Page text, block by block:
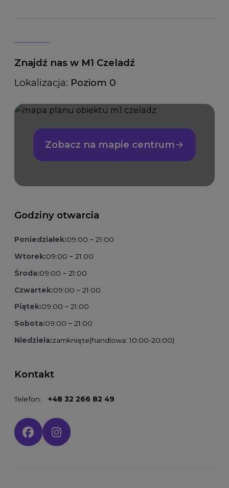
Znajdź nas w M1 Czeladź
Lokalizacja: Poziom 0
Zobacz na mapie centrum
Godziny otwarcia
Poniedziałek:09:00 – 21:00
Wtorek:09:00 – 21:00
Środa:09:00 – 21:00
Czwartek:09:00 – 21:00
Piątek:09:00 – 21:00
Sobota:09:00 – 21:00
Niedziela:zamknięte(handlowa: 10:00-20:00)
Kontakt
Telefon: +48 32 266 82 49
Social media: